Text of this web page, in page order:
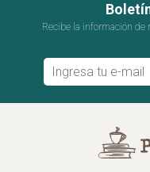
Recibe la información de